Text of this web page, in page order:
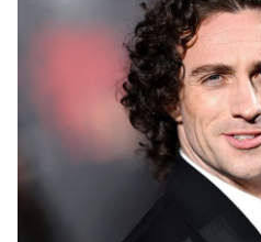
Metro
Стримы
Спецпроекты
Звезды
Выборы
2026
Metro